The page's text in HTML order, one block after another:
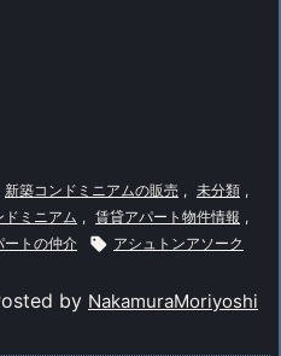
新築コンドミニアムの販売 , 未分類 ,
ドミニアム , 賃貸アパート物件情報 ,
ートの仲介
 アシュトンアソーク
by NakamuraMoriyoshi